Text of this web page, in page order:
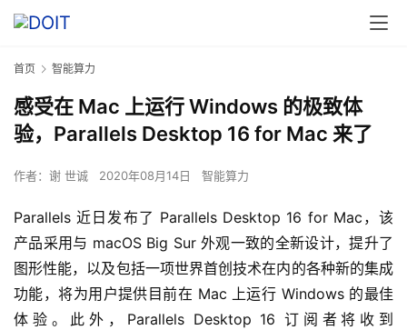
首页 智能算力
感受在 Mac 上运行 Windows 的极致体
验，Parallels Desktop 16 for Mac 来了
作者： 谢 世诚 2020年08月14日 智能算力
Parallels 近日发布了 Parallels Desktop 16 for Mac，该
产品采用与 macOS Big Sur 外观一致的全新设计，提升了
图形性能，以及包括一项世界首创技术在内的各种新的集成
功能，将为用户提供目前在 Mac 上运行 Windows 的最佳
体验。此外，Parallels Desktop 16 订阅者将收到